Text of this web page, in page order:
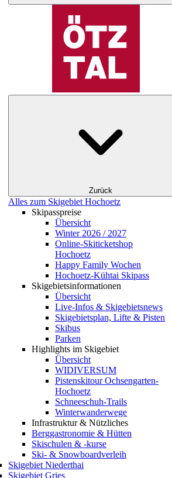
Zurück
Alles zum Skigebiet Hochoetz
Skipasspreise
Übersicht
Winter 2026 / 2027
Online-Skiticketshop
Hochoetz
Happy Family Wochen
Hochoetz-Kühtai Skipass
Skigebietsinformationen
Übersicht
Live-Infos & Skigebietsnews
Skigebietsplan, Lifte & Pisten
Skibus
Parken
Highlights im Skigebiet
Übersicht
WIDIVERSUM
Pistenskitour Ochsengarten-
Hochoetz
Schneeschuh-Trails
Winterwanderwege
Infrastruktur & Nützliches
Berggastronomie & Hütten
Skischulen & -kurse
Ski- & Snowboardverleih
Skigebiet Niederthai
Skigebiet Gries